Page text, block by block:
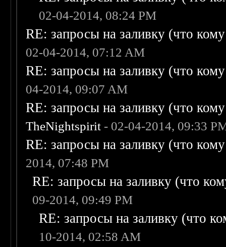
02-04-2014, 08:24 PM
RE: запросы на заливку (что
02-04-2014, 07:12 AM
RE: запросы на заливку (что
04-2014, 09:07 AM
RE: запросы на заливку (что
TheNightspirit - 02-04-2014, 09:33
RE: запросы на заливку (что
2014, 07:48 PM
RE: запросы на заливку (что
09-2014, 09:49 PM
RE: запросы на заливку (что
10-2014, 02:58 AM